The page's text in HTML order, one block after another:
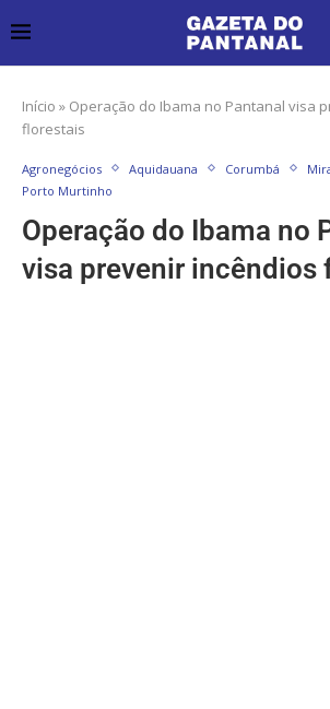
Início » Operação do Ibama no Pantanal visa
florestais
Agronegócios Aquidauana Corumbá
Porto Murtinho
Operação do Ibama no
visa prevenir incêndios